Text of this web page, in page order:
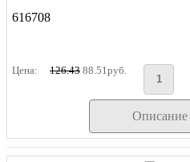
616708
Цена: 126.43 88.51руб.
Описание